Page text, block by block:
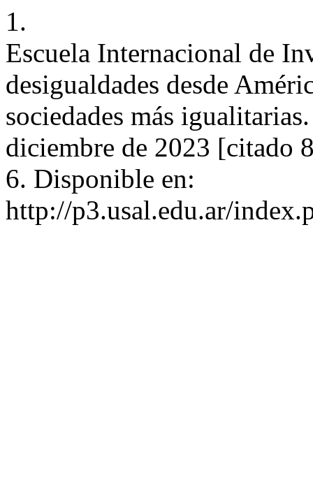
1.
Escuela Internacional de
desigualdades desde
sociedades más
diciembre de 2023 [citado
6. Disponible en:
http://p3.usal.edu.ar/